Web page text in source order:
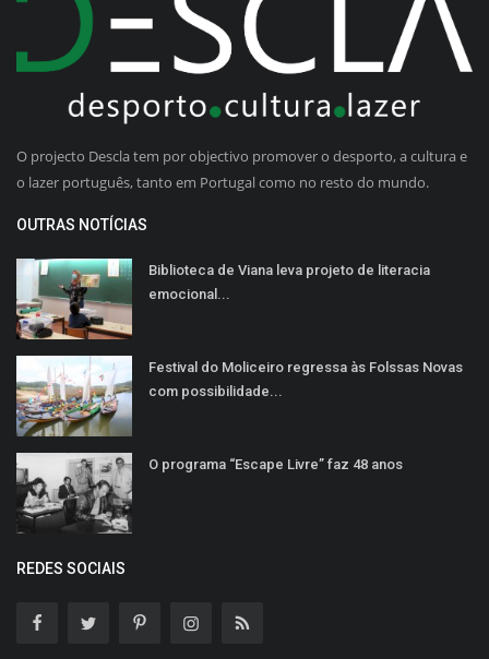
O projecto Descla tem por objectivo promover o desporto, a cultura e
o lazer português, tanto em Portugal como no resto do mundo.
OUTRAS NOTÍCIAS
Biblioteca de Viana leva projeto de literacia
emocional...
Festival do Moliceiro regressa às Folssas Novas
com possibilidade...
O programa “Escape Livre” faz 48 anos
REDES SOCIAIS